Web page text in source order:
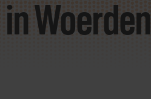
in Woerden